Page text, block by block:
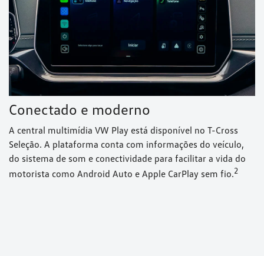
Conectado e moderno
A central multimídia VW Play está disponível no T-Cross
Seleção. A plataforma conta com informações do veículo,
do sistema de som e conectividade para facilitar a vida do
motorista como Android Auto e Apple CarPlay sem fio.⁠2